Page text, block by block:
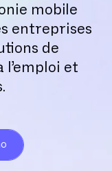
mobile
entreprises
de
et